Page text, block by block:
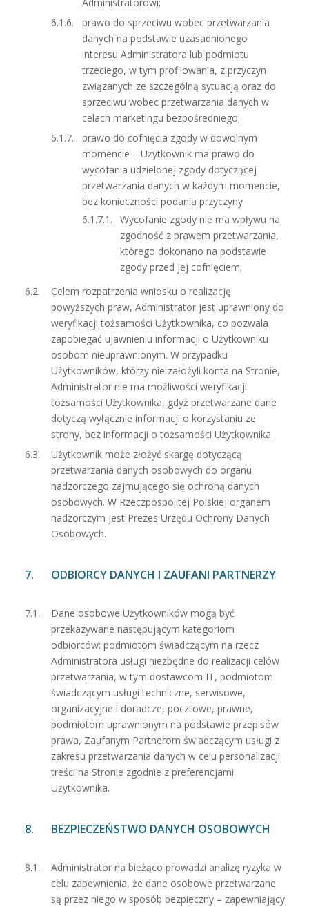
prawo do sprzeciwu wobec przetwarzania
danych na podstawie uzasadnionego
interesu Administratora lub podmiotu
trzeciego, w tym profilowania, z przyczyn
związanych ze szczególną sytuacją oraz do
sprzeciwu wobec przetwarzania danych w
celach marketingu bezpośredniego;
prawo do cofnięcia zgody w dowolnym
momencie – Użytkownik ma prawo do
wycofania udzielonej zgody dotyczącej
przetwarzania danych w każdym momencie,
bez konieczności podania przyczyny
Wycofanie zgody nie ma wpływu na
zgodność z prawem przetwarzania,
którego dokonano na podstawie
zgody przed jej cofnięciem;
Celem rozpatrzenia wniosku o realizację
powyższych praw, Administrator jest uprawniony do
weryfikacji tożsamości Użytkownika, co pozwala
zapobiegać ujawnieniu informacji o Użytkowniku
osobom nieuprawnionym. W przypadku
Użytkowników, którzy nie założyli konta na Stronie,
Administrator nie ma możliwości weryfikacji
tożsamości Użytkownika, gdyż przetwarzane dane
dotyczą wyłącznie informacji o korzystaniu ze
strony, bez informacji o tożsamości Użytkownika.
Użytkownik może złożyć skargę dotyczącą
przetwarzania danych osobowych do organu
nadzorczego zajmującego się ochroną danych
osobowych. W Rzeczpospolitej Polskiej organem
nadzorczym jest Prezes Urzędu Ochrony Danych
Osobowych.
ODBIORCY DANYCH I ZAUFANI PARTNERZY
Dane osobowe Użytkowników mogą być
przekazywane następującym kategoriom
odbiorców: podmiotom świadczącym na rzecz
Administratora usługi niezbędne do realizacji celów
przetwarzania, w tym dostawcom IT, podmiotom
świadczącym usługi techniczne, serwisowe,
organizacyjne i doradcze, pocztowe, prawne,
podmiotom uprawnionym na podstawie przepisów
prawa, Zaufanym Partnerom świadczącym usługi z
zakresu przetwarzania danych w celu personalizacji
treści na Stronie zgodnie z preferencjami
Użytkownika.
BEZPIECZEŃSTWO DANYCH OSOBOWYCH
Administrator na bieżąco prowadzi analizę ryzyka w
celu zapewnienia, że dane osobowe przetwarzane
są przez niego w sposób bezpieczny – zapewniający